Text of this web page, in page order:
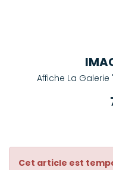
Affiche La
Cet article est